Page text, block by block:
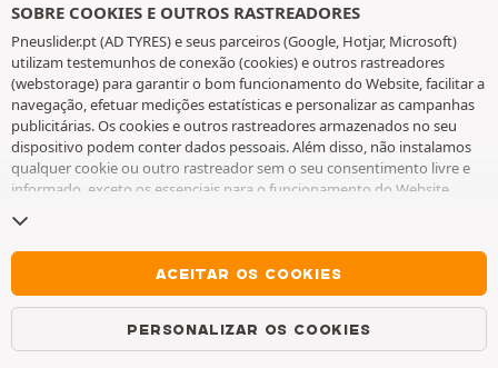
A partir de
235,89€
Preço unitário
Em stock
VER
SOBRE COOKIES E OUTROS RASTREADORES
Pneuslider.pt (AD TYRES) e seus parceiros (Google, Hotjar, Microsoft)
utilizam testemunhos de conexão (cookies) e outros rastreadores
(webstorage) para garantir o bom funcionamento do Website, facilitar a
navegação, efetuar medições estatísticas e personalizar as campanhas
publicitárias. Os cookies e outros rastreadores armazenados no seu
dispositivo podem conter dados pessoais. Além disso, não instalamos
qualquer cookie ou outro rastreador sem o seu consentimento livre e
informado, exceto os essenciais para o funcionamento do Website.
consentimento a qualquer momento, ao aceder à
outros rastreadores. Pode optar por continuar a navegar sem aceitar a
instalação de cookies ou outros rastreadores. A recusa não prejudica o
acesso aos serviços AD TYRES. Para obter mais informações, consultea
página de cookies e outros rastreadores
ACEITAR OS COOKIES
PERSONALIZAR OS COOKIES